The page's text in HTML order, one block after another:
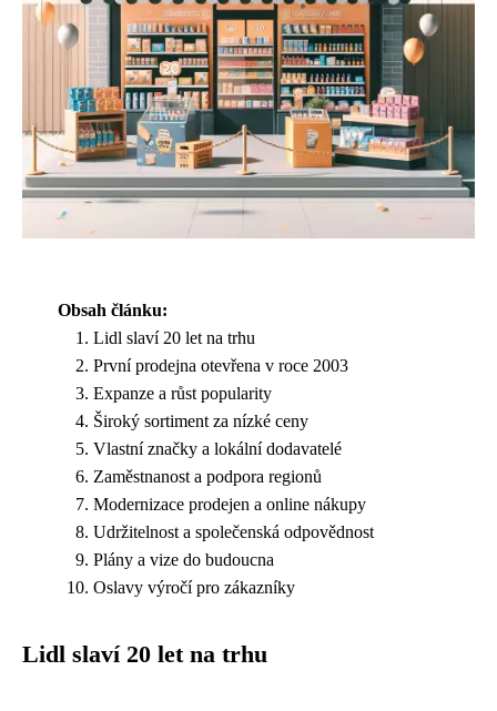
Obsah článku:
Lidl slaví 20 let na trhu
První prodejna otevřena v roce 2003
Expanze a růst popularity
Široký sortiment za nízké ceny
Vlastní značky a lokální dodavatelé
Zaměstnanost a podpora regionů
Modernizace prodejen a online nákupy
Udržitelnost a společenská odpovědnost
Plány a vize do budoucna
Oslavy výročí pro zákazníky
Lidl slaví 20 let na trhu